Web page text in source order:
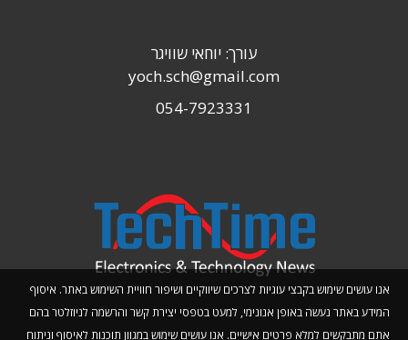
אנו עושים שימוש בקבצי עוגיות לצרכים שיווקיים ושיפור חוויית השימוש באתר. איסוף
המידע באתר נעשה באופן אנונימי, למעט בטפסי יצירת קשר והרשמה לניוזלטר בהם
אתם מתבקשים למלא פרטים אישיים. אנו עושים שימוש במגוון תוכנות לאיסוף וניתוח
עורך: יוחאי שוויגר
yoch.sch@gmail.com
054-7923331